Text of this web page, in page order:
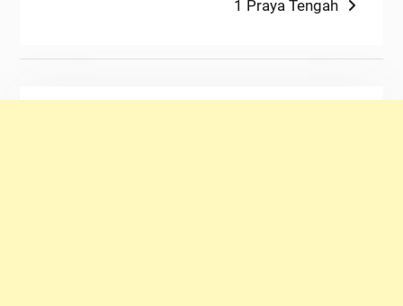
1 Praya Tengah